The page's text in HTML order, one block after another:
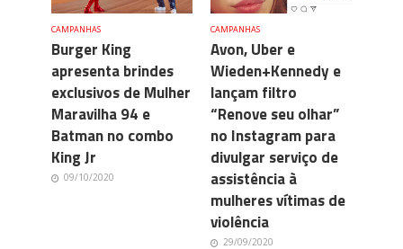
CAMPANHAS
Burger King
apresenta brindes
exclusivos de Mulher
Maravilha 94 e
Batman no combo
King Jr
09/10/2020
CAMPANHAS
Avon, Uber e
Wieden+Kennedy e
lançam filtro
“Renove seu olhar”
no Instagram para
divulgar serviço de
assistência à
mulheres vítimas de
violência
29/09/2020